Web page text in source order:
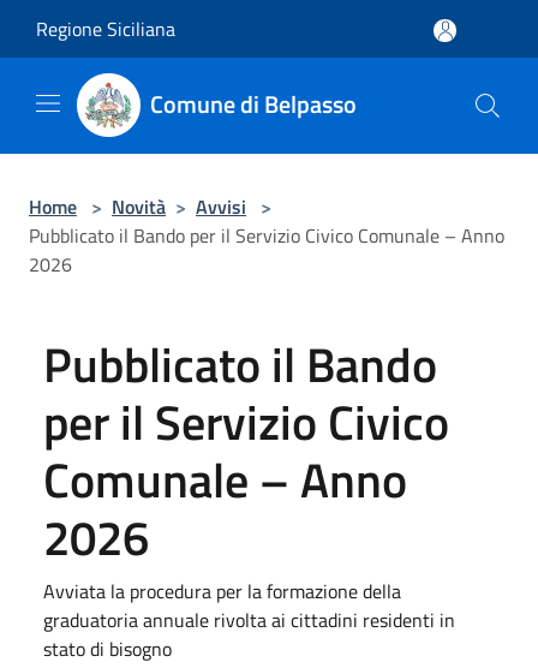
Regione Siciliana
Comune di Belpasso
Home > Novità > Avvisi >
Pubblicato il Bando per il Servizio Civico Comunale – Anno
2026
Pubblicato il Bando
per il Servizio Civico
Comunale – Anno
2026
Avviata la procedura per la formazione della
graduatoria annuale rivolta ai cittadini residenti in
stato di bisogno